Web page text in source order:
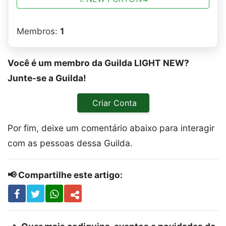
Membros: 1
Você é um membro da Guilda LIGHT NEW?
Junte-se a Guilda!
Criar Conta
Por fim, deixe um comentário abaixo para interagir
com as pessoas dessa Guilda.
📢 Compartilhe este artigo: